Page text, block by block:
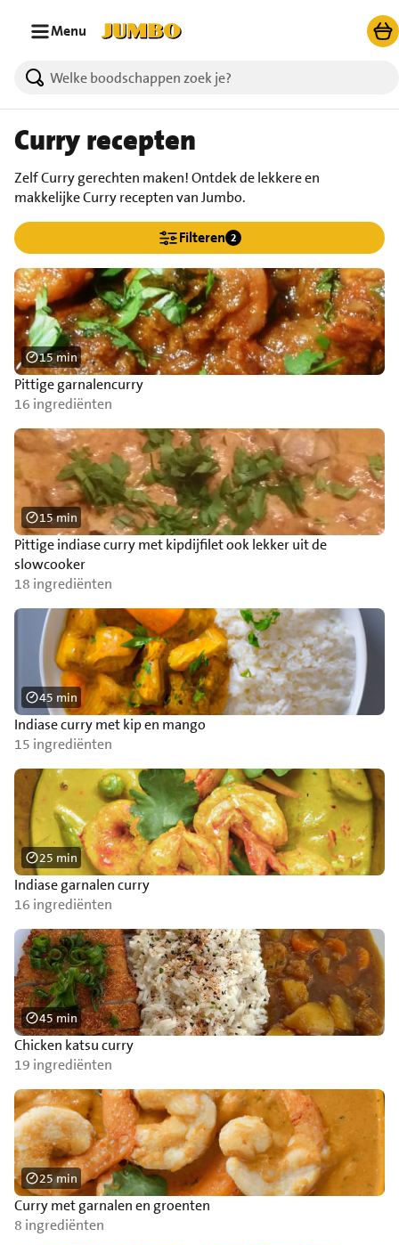
Menu
Curry recepten
Zelf Curry gerechten maken! Ontdek de lekkere en
makkelijke Curry recepten van Jumbo.
Filteren 2
Pittige garnalencurry
16 ingrediënten
15 min
Pittige indiase curry met kipdijfilet ook lekker uit de
slowcooker
18 ingrediënten
15 min
Indiase curry met kip en mango
15 ingrediënten
45 min
Indiase garnalen curry
16 ingrediënten
25 min
Chicken katsu curry
19 ingrediënten
45 min
Curry met garnalen en groenten
8 ingrediënten
25 min